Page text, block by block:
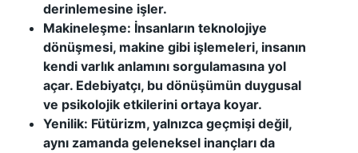
derinlemesine işler.
Makineleşme: İnsanların teknolojiye
dönüşmesi, makine gibi işlemeleri, insanın
kendi varlık anlamını sorgulamasına yol
açar. Edebiyatçı, bu dönüşümün duygusal
ve psikolojik etkilerini ortaya koyar.
Yenilik: Fütürizm, yalnızca geçmişi değil,
aynı zamanda geleneksel inançları da